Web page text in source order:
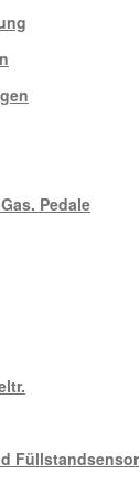
Pedale
Füllstandsensor